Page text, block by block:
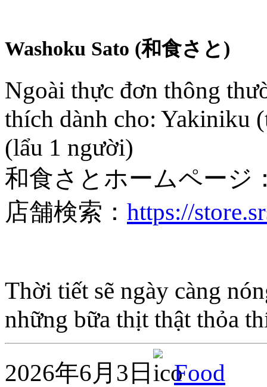
Washoku Sato (和食さと)
Ngoài thực đơn thông
thích dành cho: Yakiniku
(lẩu 1 người)
和食さとホームページ
店舗検索： https://
Thời tiết sẽ ngày càng
những bữa thịt thật thỏa
2026年6月3日
Food